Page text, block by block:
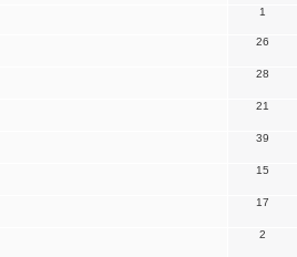
1
26
28
21
39
15
17
2